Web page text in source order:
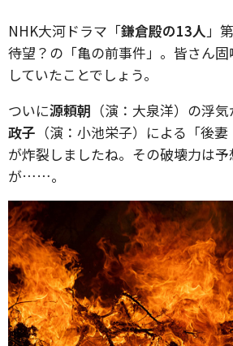
NHK大河ドラマ「鎌倉殿の13人」
待望？の「亀の前事件」。皆さん
していたことでしょう。
ついに源頼朝 （演：大泉洋）の浮
政子 （演：小池栄子）による「後妻
が炸裂しましたね。その破壊力は
が……。